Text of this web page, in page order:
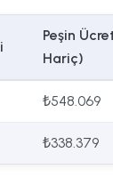
Peşin
Hariç)
₺548.069
₺338.379